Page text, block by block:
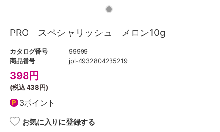
PRO スペシャリッシュ メロン10g
カタログ番号
99999
商品番号
jpl-4932804235219
398円
(税込438円)
3ポイント
お気に入りに登録する